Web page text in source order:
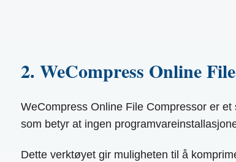
2. WeCompress Online
WeCompress Online File Compressor er
som betyr at ingen
Dette verktøyet gir muligheten til å